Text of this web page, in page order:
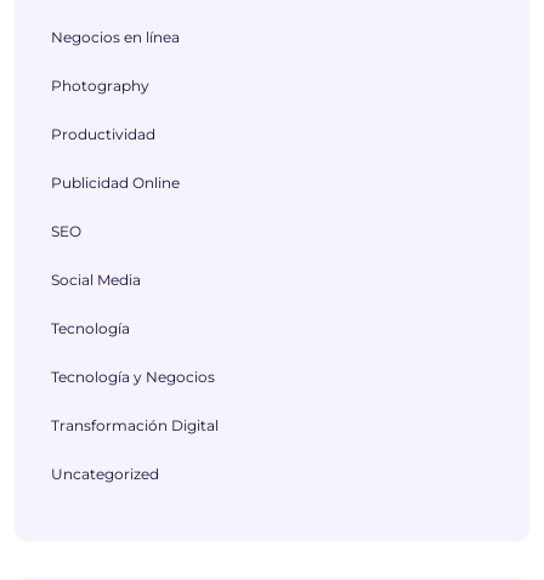
Negocios en línea
Photography
Productividad
Publicidad Online
SEO
Social Media
Tecnología
Tecnología y Negocios
Transformación Digital
Uncategorized